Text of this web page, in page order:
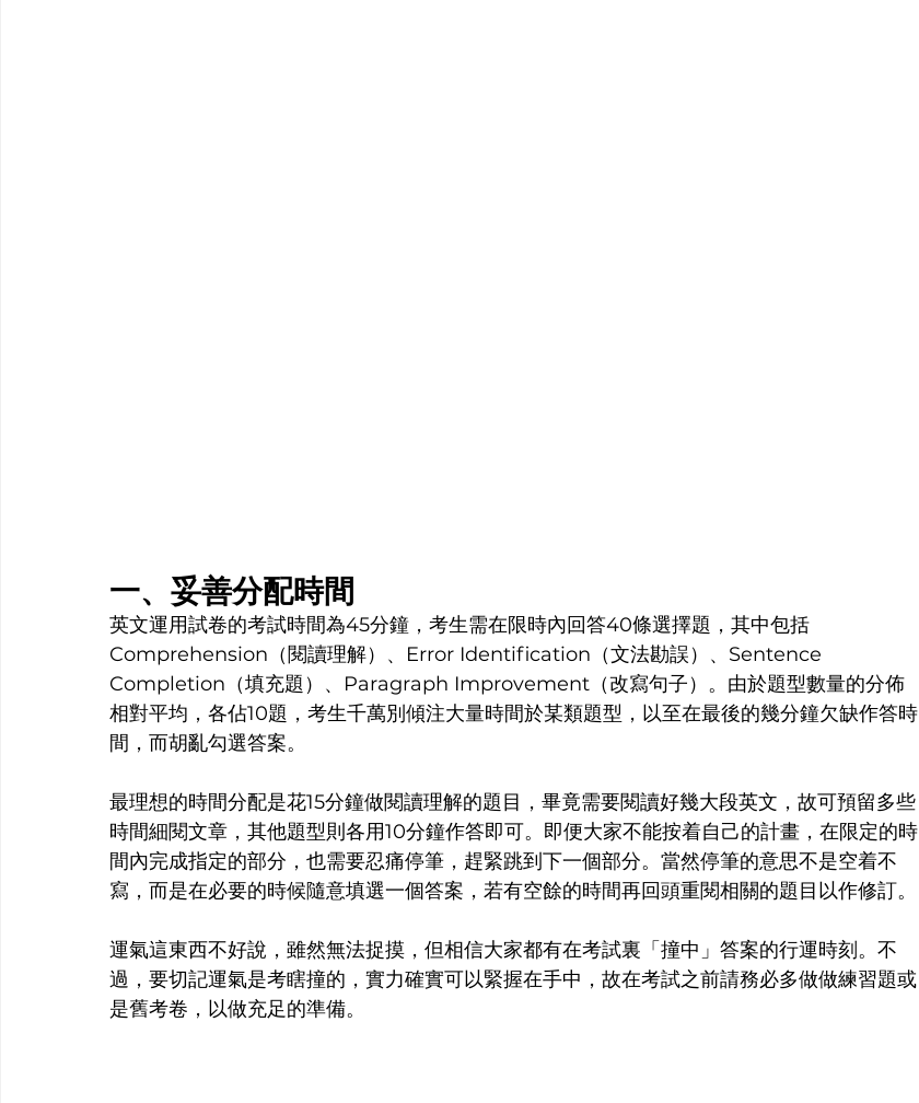
一、妥善分配時間
英文運用試卷的考試時間為45分鐘，考生需在限時內回答40條選擇題，其中包括
Comprehension（閱讀理解）、Error Identification（文法勘誤）、Sentence
Completion（填充題）、Paragraph Improvement（改寫句子）。由於題型數量的分佈
相對平均，各佔10題，考生千萬別傾注大量時間於某類題型，以至在最後的幾分鐘欠缺作答時
間，而胡亂勾選答案。
最理想的時間分配是花15分鐘做閱讀理解的題目，畢竟需要閱讀好幾大段英文，故可預留多些
時間細閱文章，其他題型則各用10分鐘作答即可。即便大家不能按着自己的計畫，在限定的時
間內完成指定的部分，也需要忍痛停筆，趕緊跳到下一個部分。當然停筆的意思不是空着不
寫，而是在必要的時候隨意填選一個答案，若有空餘的時間再回頭重閱相關的題目以作修訂。
運氣這東西不好說，雖然無法捉摸，但相信大家都有在考試裏「撞中」答案的行運時刻。不
過，要切記運氣是考瞎撞的，實力確實可以緊握在手中，故在考試之前請務必多做做練習題或
是舊考卷，以做充足的準備。